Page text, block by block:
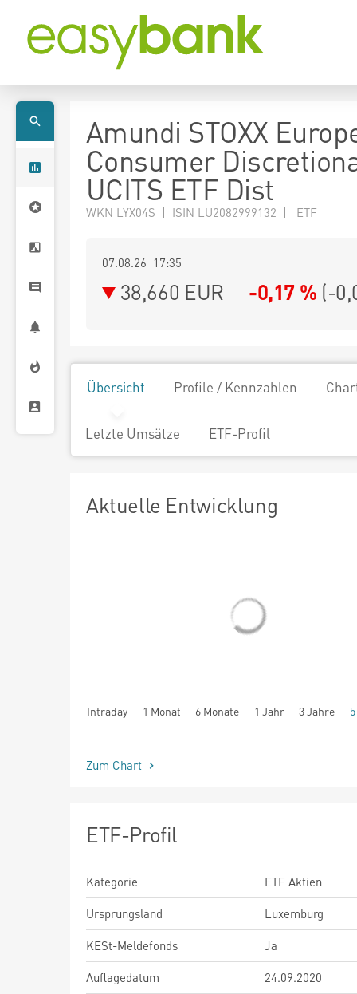
Amundi STOXX
Consumer
UCITS ETF Dist
WKN LYX04S | ISIN LU2082999132 | ETF
07.08.26 17:35
38,660 EUR -0,17 % (-
Übersicht Profile / Kennzahlen
Letzte Umsätze ETF-Profil
Aktuelle Entwicklung
Intraday 1 Monat 6 Monate 1 Jahr 3 Jahre
seit Beginn
Zum Chart
ETF-Profil
Kategorie
ETF Aktien
Ursprungsland
Luxemburg
KESt-Meldefonds
Ja
Auflagedatum
24.09.2020